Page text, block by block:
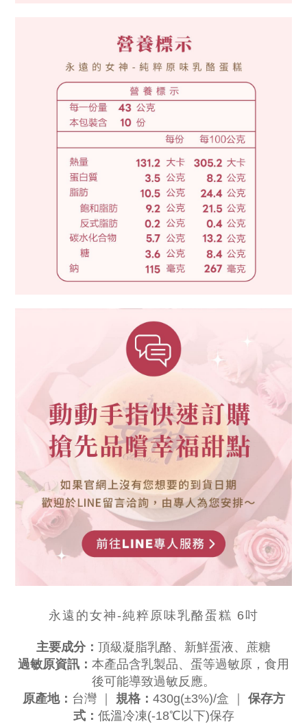
永遠的女神-純粹原味乳酪蛋糕 6吋
主要成分： 頂級凝脂乳酪、新鮮蛋液、蔗糖
過敏原資訊： 本產品含乳製品、蛋等過敏原，食用
後可能導致過敏反應。
原產地： 台灣 ｜ 規格： 430g(±3%)/盒 ｜ 保存方
式： 低溫冷凍(-18℃以下)保存